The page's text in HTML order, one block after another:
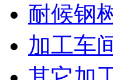
耐候钢
加工车